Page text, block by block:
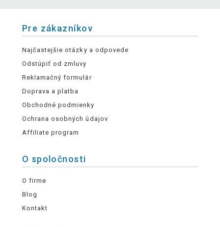
Pre zákazníkov
Najčastejšie otázky a odpovede
Odstúpiť od zmluvy
Reklamačný formulár
Doprava a platba
Obchodné podmienky
Ochrana osobných údajov
Affiliate program
O spoločnosti
O firme
Blog
Kontakt